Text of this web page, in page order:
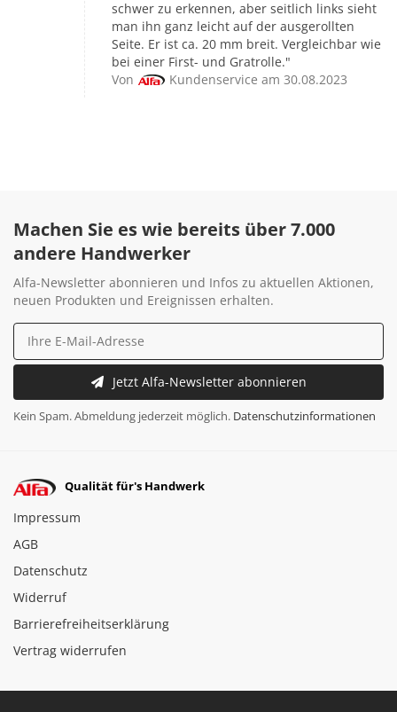
schwer zu erkennen, aber seitlich links sieht
man ihn ganz leicht auf der ausgerollten
Seite. Er ist ca. 20 mm breit. Vergleichbar wie
bei einer First- und Gratrolle."
Von
Kundenservice am 30.08.2023
Machen Sie es wie bereits über 7.000
andere Handwerker
Alfa-Newsletter abonnieren und Infos zu aktuellen Aktionen,
neuen Produkten und Ereignissen erhalten.
Jetzt Alfa-Newsletter abonnieren
Kein Spam. Abmeldung jederzeit möglich. Datenschutzinformationen
Qualität für's Handwerk
Impressum
AGB
Datenschutz
Widerruf
Barrierefreiheitserklärung
Vertrag widerrufen